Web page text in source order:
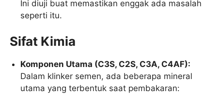
Ini diuji buat memastikan enggak ada masalah
seperti itu.
Sifat Kimia
Komponen Utama (C3S, C2S, C3A, C4AF):
Dalam klinker semen, ada beberapa mineral
utama yang terbentuk saat pembakaran: